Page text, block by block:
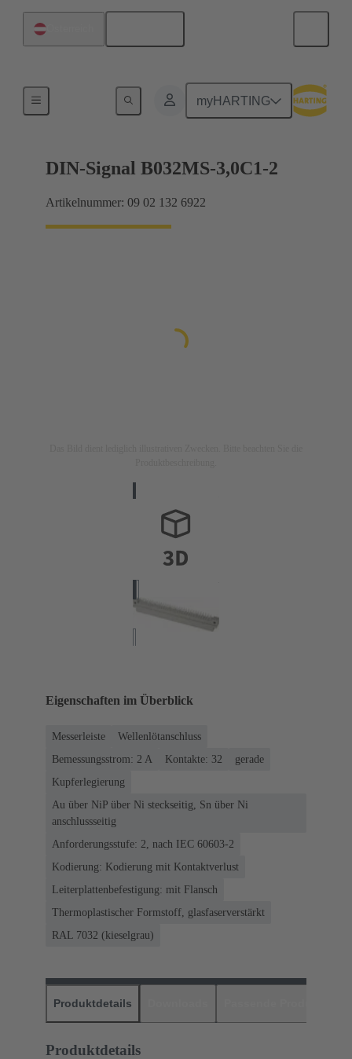
myHARTING
Motherboard-to-Daughtercard Verbindungen
DIN-Signal B032MS-3,0C1-2
Artikelnummer: 09 02 132 6922
Eigenschaften im Überblick
Messerleiste
Wellenlötanschluss
Bemessungsstrom: ‌2 A
Kontakte: 32
gerade
Kupferlegierung
Au über NiP über Ni steckseitig, Sn über Ni
anschlussseitig
Anforderungsstufe: 2, nach IEC 60603-2
Kodierung: Kodierung mit Kontaktverlust
Leiterplattenbefestigung: mit Flansch
Thermoplastischer Formstoff, glasfaserverstärkt
RAL 7032 (kieselgrau)
Produktdetails
Produktdetails